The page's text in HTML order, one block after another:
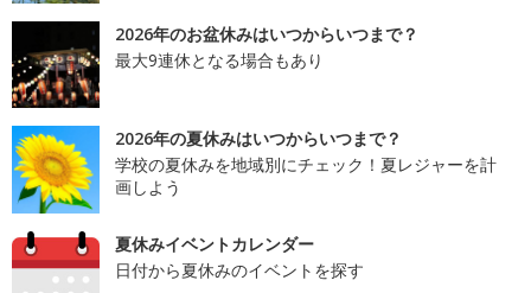
2026年のお盆休みはいつからいつまで？
最大9連休となる場合もあり
2026年の夏休みはいつからいつまで？
学校の夏休みを地域別にチェック！夏レジャーを計
画しよう
夏休みイベントカレンダー
日付から夏休みのイベントを探す